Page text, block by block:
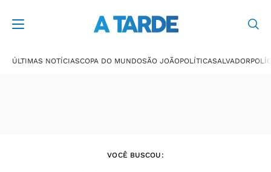
ÚLTIMAS NOTÍCIASCOPA DO MUNDOSÃO JOÃOPOLÍTICASALVADOR
VOCÊ BUSCOU: